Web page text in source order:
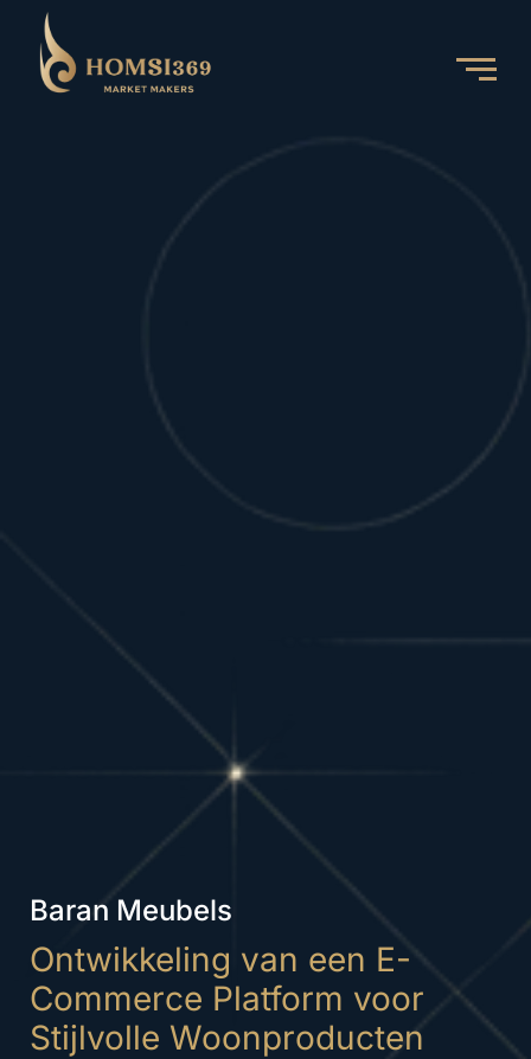
Baran Meubels
Ontwikkeling van een E-
Commerce Platform voor
Stijlvolle Woonproducten